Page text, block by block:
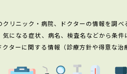
リニック・病院、ドクターの情報を調べ
になる症状、病名、検査名などから条
ターに関する情報（診療方針や得意な治